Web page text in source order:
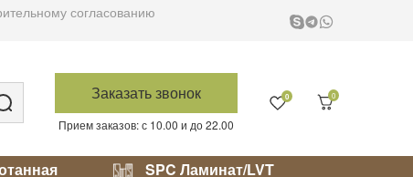
согласованию
Заказать звонок
Прием заказов: с 10.00 и до 22.00
0 0
SPC Ламинат/LVT